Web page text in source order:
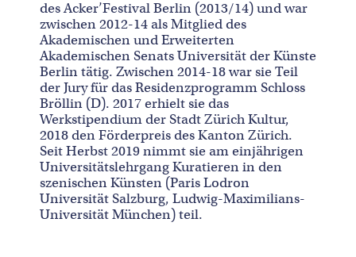
des Acker’Festival Berlin (2013/14) und war
zwischen 2012-14 als Mitglied des
Akademischen und Erweiterten
Akademischen Senats Universität der Künste
Berlin tätig. Zwischen 2014-18 war sie Teil
der Jury für das Residenzprogramm Schloss
Bröllin (D). 2017 erhielt sie das
Werkstipendium der Stadt Zürich Kultur,
2018 den Förderpreis des Kanton Zürich.
Seit Herbst 2019 nimmt sie am einjährigen
Universitätslehrgang Kuratieren in den
szenischen Künsten (Paris Lodron
Universität Salzburg, Ludwig-Maximilians-
Universität München) teil.